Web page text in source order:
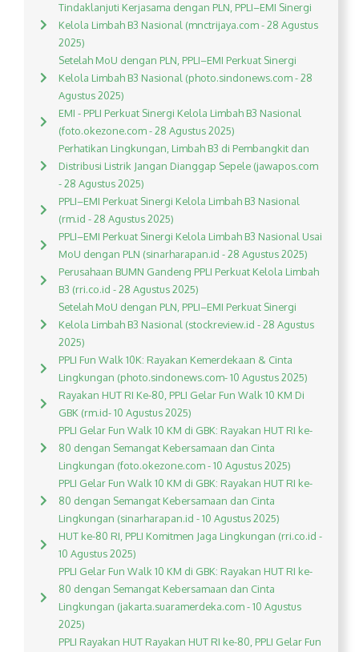
Tindaklanjuti Kerjasama dengan PLN, PPLI–EMI Sinergi
Kelola Limbah B3 Nasional (mnctrijaya.com - 28 Agustus
2025)
Setelah MoU dengan PLN, PPLI–EMI Perkuat Sinergi
Kelola Limbah B3 Nasional (photo.sindonews.com - 28
Agustus 2025)
EMI - PPLI Perkuat Sinergi Kelola Limbah B3 Nasional
(foto.okezone.com - 28 Agustus 2025)
Perhatikan Lingkungan, Limbah B3 di Pembangkit dan
Distribusi Listrik Jangan Dianggap Sepele (jawapos.com
- 28 Agustus 2025)
PPLI–EMI Perkuat Sinergi Kelola Limbah B3 Nasional
(rm.id - 28 Agustus 2025)
PPLI–EMI Perkuat Sinergi Kelola Limbah B3 Nasional Usai
MoU dengan PLN (sinarharapan.id - 28 Agustus 2025)
Perusahaan BUMN Gandeng PPLI Perkuat Kelola Limbah
B3 (rri.co.id - 28 Agustus 2025)
Setelah MoU dengan PLN, PPLI–EMI Perkuat Sinergi
Kelola Limbah B3 Nasional (stockreview.id - 28 Agustus
2025)
PPLI Fun Walk 10K: Rayakan Kemerdekaan & Cinta
Lingkungan (photo.sindonews.com- 10 Agustus 2025)
Rayakan HUT RI Ke-80, PPLI Gelar Fun Walk 10 KM Di
GBK (rm.id- 10 Agustus 2025)
PPLI Gelar Fun Walk 10 KM di GBK: Rayakan HUT RI ke-
80 dengan Semangat Kebersamaan dan Cinta
Lingkungan (foto.okezone.com - 10 Agustus 2025)
PPLI Gelar Fun Walk 10 KM di GBK: Rayakan HUT RI ke-
80 dengan Semangat Kebersamaan dan Cinta
Lingkungan (sinarharapan.id - 10 Agustus 2025)
HUT ke-80 RI, PPLI Komitmen Jaga Lingkungan (rri.co.id -
10 Agustus 2025)
PPLI Gelar Fun Walk 10 KM di GBK: Rayakan HUT RI ke-
80 dengan Semangat Kebersamaan dan Cinta
Lingkungan (jakarta.suaramerdeka.com - 10 Agustus
2025)
PPLI Rayakan HUT Rayakan HUT RI ke-80, PPLI Gelar Fun